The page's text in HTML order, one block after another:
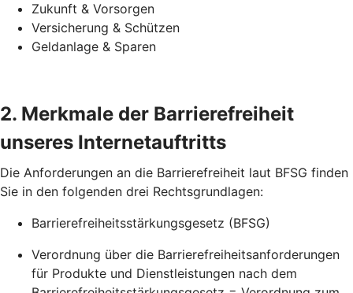
Zukunft & Vorsorgen
Versicherung & Schützen
Geldanlage & Sparen
2. Merkmale der Barrierefreiheit
unseres Internetauftritts
Die Anforderungen an die Barrierefreiheit laut BFSG finden
Sie in den folgenden drei Rechtsgrundlagen:
Barrierefreiheitsstärkungsgesetz (BFSG)
Verordnung über die Barrierefreiheitsanforderungen
für Produkte und Dienstleistungen nach dem